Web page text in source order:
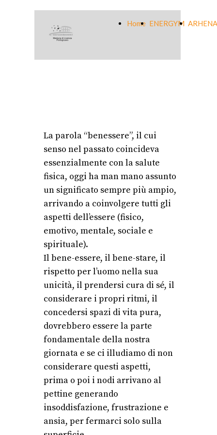
Home ENERGYM
La parola “benessere”, il cui
senso nel passato coincideva
essenzialmente con la salute
fisica, oggi ha man mano assunto
un significato sempre più ampio,
arrivando a coinvolgere tutti gli
aspetti dell’essere (fisico,
emotivo, mentale, sociale e
spirituale).
Il bene-essere, il bene-stare, il
rispetto per l’uomo nella sua
unicità, il prendersi cura di sé, il
considerare i propri ritmi, il
concedersi spazi di vita pura,
dovrebbero essere la parte
fondamentale della nostra
giornata e se ci illudiamo di non
considerare questi aspetti,
prima o poi i nodi arrivano al
pettine generando
insoddisfazione, frustrazione e
ansia, per fermarci solo sulla